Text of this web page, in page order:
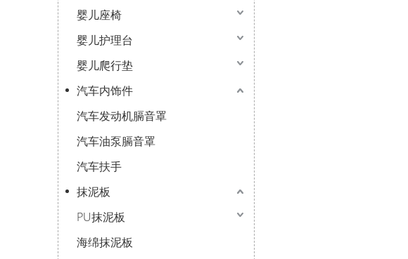
婴儿座椅
婴儿护理台
婴儿爬行垫
汽车内饰件
汽车发动机膈音罩
汽车油泵膈音罩
汽车扶手
抹泥板
PU抹泥板
海绵抹泥板